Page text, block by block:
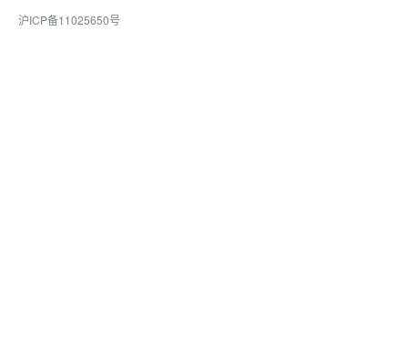
沪ICP备11025650号